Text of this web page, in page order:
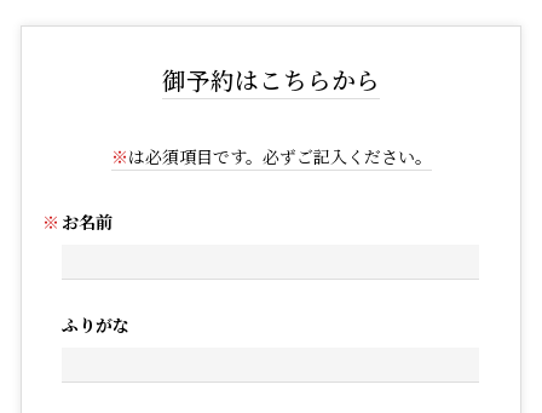
御予約はこちらから
※は必須項目です。必ずご記入ください。
お名前
ふりがな